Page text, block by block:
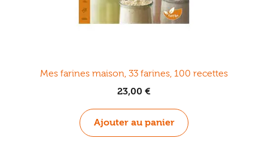
Mes farines maison, 33 farines, 100 recettes
23,00 €
Ajouter au panier